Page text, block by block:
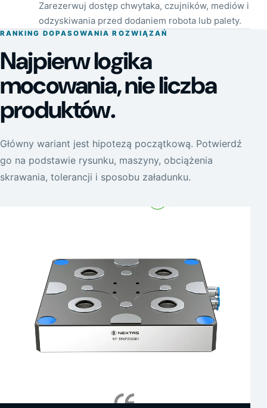
Zarezerwuj dostęp chwytaka, czujników, mediów i
odzyskiwania przed dodaniem robota lub palety.
RANKING DOPASOWANIA ROZWIĄZAŃ
Najpierw logika
mocowania, nie liczba
produktów.
Główny wariant jest hipotezą początkową. Potwierdź
go na podstawie rysunku, maszyny, obciążenia
skrawania, tolerancji i sposobu załadunku.